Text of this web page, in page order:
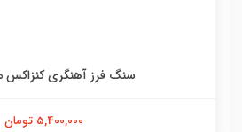
سنگ فرز آهنگری کنزاکس مدل
5,400,000 تومان